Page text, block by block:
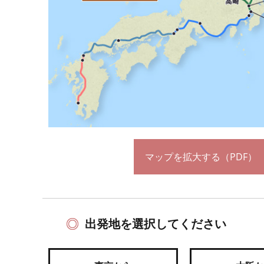
マップを拡大する（PDF）
出発地を選択してください